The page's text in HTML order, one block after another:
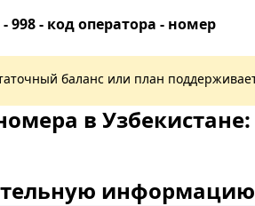
998 - код оператора - номер
баланс или план
в Узбекистане:
информацию